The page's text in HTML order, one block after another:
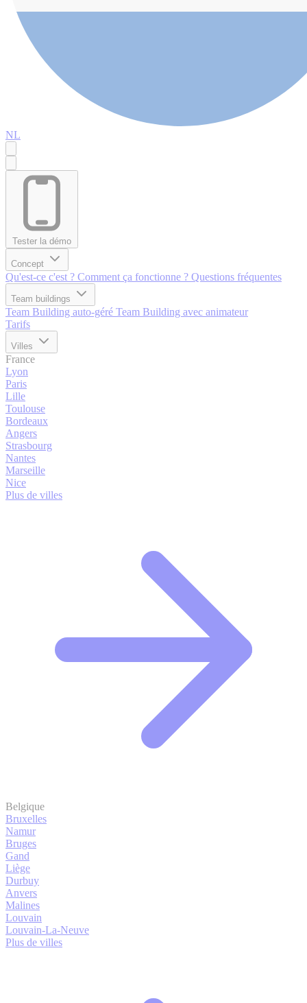
NL
Tester la démo
Concept
Qu'est-ce c'est ? Comment ça fonctionne ? Questions fréquentes
Team buildings
Team Building auto-géré Team Building avec animateur
Tarifs
Villes
France
Lyon
Paris
Lille
Toulouse
Bordeaux
Angers
Strasbourg
Nantes
Marseille
Nice
Plus de villes
Belgique
Bruxelles
Namur
Bruges
Gand
Liège
Durbuy
Anvers
Malines
Louvain
Louvain-La-Neuve
Plus de villes